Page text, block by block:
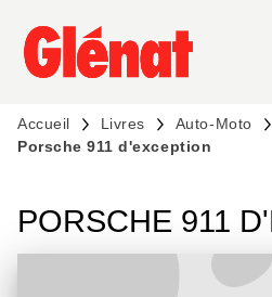
MENU RECHERCHE
PIED DE PAGE
Accueil Livres
Auto-Moto
Porsche 911 d'exception
PORSCHE 911